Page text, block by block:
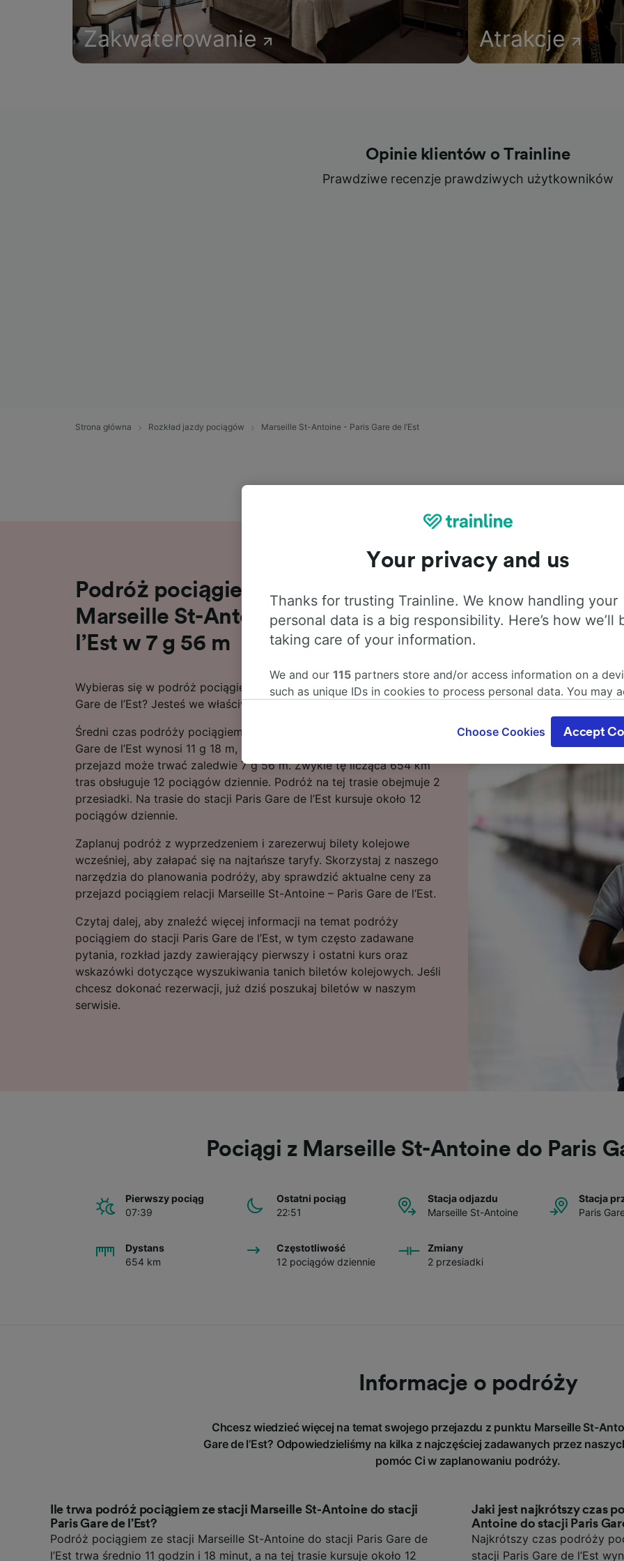
Zakwaterowanie Atrakcje
Opinie klientów o Trainline
Prawdziwe recenzje prawdziwych użytkowników
Strona główna Rozkład jazdy pociągów Marseille St-Antoine - Paris Gare de l’Est
Podróż pociągiem na trasie
Marseille St-Antoine – Paris Gare de
l’Est w 7 g 56 m
Wybieras się w podróż pociągiem relacji Marseille St-Antoine – Paris
Gare de l’Est? Jesteś we właściwym miejscu!
Średni czas podróży pociągiem relacji Marseille St-Antoine – Paris
Gare de l’Est wynosi 11 g 18 m, chociaż na najszybszych trasach
przejazd może trwać zaledwie 7 g 56 m. Zwykle tę licząca 654 km
tras obsługuje 12 pociągów dziennie. Podróż na tej trasie obejmuje 2
przesiadki. Na trasie do stacji Paris Gare de l’Est kursuje około 12
pociągów dziennie.
Zaplanuj podróż z wyprzedzeniem i zarezerwuj bilety kolejowe
wcześniej, aby załapać się na najtańsze taryfy. Skorzystaj z naszego
narzędzia do planowania podróży, aby sprawdzić aktualne ceny za
przejazd pociągiem relacji Marseille St-Antoine – Paris Gare de l’Est.
Czytaj dalej, aby znaleźć więcej informacji na temat podróży
pociągiem do stacji Paris Gare de l’Est, w tym często zadawane
pytania, rozkład jazdy zawierający pierwszy i ostatni kurs oraz
wskazówki dotyczące wyszukiwania tanich biletów kolejowych. Jeśli
chcesz dokonać rezerwacji, już dziś poszukaj biletów w naszym
serwisie.
Pociągi z Marseille St-Antoine do Paris
Pierwszy pociąg
07:39
Ostatni pociąg
22:51
Stacja odjazdu
Marseille St-Antoine
Stacja
Paris
Dystans
654 km
Częstotliwość
12 pociągów dziennie
Zmiany
2 przesiadki
Informacje o podróży
Chcesz wiedzieć więcej na temat swojego przejazdu z punktu Marseille St-
Gare de l’Est? Odpowiedzieliśmy na kilka z najczęściej zadawanych przez
pomóc Ci w zaplanowaniu podróży.
Ile trwa podróż pociągiem ze stacji Marseille St-Antoine do stacji
Paris Gare de l’Est?
Podróż pociągiem ze stacji Marseille St-Antoine do stacji Paris Gare de
l’Est trwa średnio 11 godzin i 18 minut, a na tej trasie kursuje około 12
Jaki jest najkrótszy czas
Antoine do stacji Paris
Najkrótszy czas podróży
stacji Paris Gare de l’Est
Your privacy and us
Thanks for trusting Trainline. We know handling your
personal data is a big responsibility. Here’s how we’ll
taking care of your information.
We and our 115 partners store and/or access information on a
such as unique IDs in cookies to process personal data. You may
where legitimate interest is used, or at any time in the privacy
These choices will be signaled to our partners and will not affect
us not to track you.
We and our partners process data to provide:
Use precise geolocation data. Actively scan device
identification. Store and/or access information on a device.
advertising and content, advertising and content measurement,
research and services development.
List of Partners
Choose Cookies Accept